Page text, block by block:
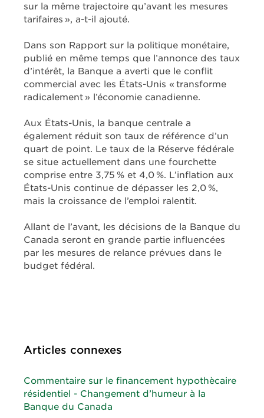
sur la même trajectoire qu’avant les mesures
tarifaires », a-t-il ajouté.
Dans son Rapport sur la politique monétaire,
publié en même temps que l’annonce des taux
d’intérêt, la Banque a averti que le conflit
commercial avec les États-Unis « transforme
radicalement » l’économie canadienne.
Aux États-Unis, la banque centrale a
également réduit son taux de référence d’un
quart de point. Le taux de la Réserve fédérale
se situe actuellement dans une fourchette
comprise entre 3,75 % et 4,0 %. L’inflation aux
États-Unis continue de dépasser les 2,0 %,
mais la croissance de l’emploi ralentit.
Allant de l’avant, les décisions de la Banque du
Canada seront en grande partie influencées
par les mesures de relance prévues dans le
budget fédéral.
Articles connexes
Commentaire sur le financement hypothècaire
résidentiel - Changement d’humeur à la
Banque du Canada